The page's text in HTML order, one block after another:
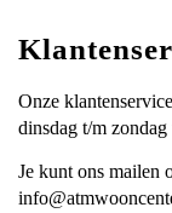
Onze
dinsdag t/m
Je kunt ons mailen